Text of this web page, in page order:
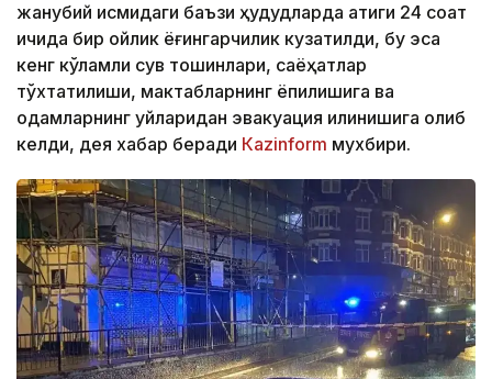
жанубий қисмидаги баъзи ҳудудларда атиги 24 соат
ичида бир ойлик ёғингарчилик кузатилди, бу эса
кенг кўламли сув тошқинлари, саёҳатлар
тўхтатилиши, мактабларнинг ёпилишига ва
одамларнинг уйларидан эвакуация қилинишига олиб
келди, дея хабар беради Кazinform мухбири.